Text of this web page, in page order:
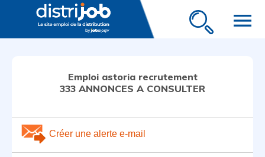
menu
Emploi astoria recrutement
333 ANNONCES A CONSULTER
Créer une alerte e-mail